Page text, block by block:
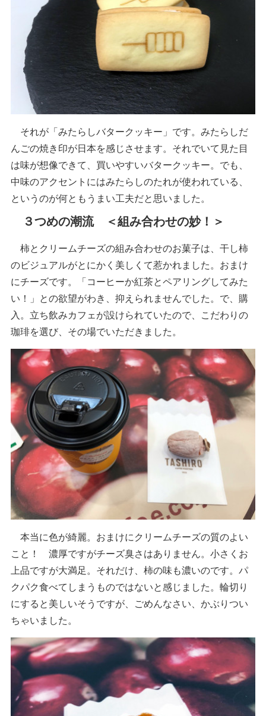
それが「みたらしバタークッキー」です。みたらしだ
んごの焼き印が日本を感じさせます。それでいて見た目
は味が想像できて、買いやすいバタークッキー。でも、
中味のアクセントにはみたらしのたれが使われている、
というのが何ともうまい工夫だと思いました。
３つめの潮流 ＜組み合わせの妙！＞
柿とクリームチーズの組み合わせのお菓子は、干し柿
のビジュアルがとにかく美しくて惹かれました。おまけ
にチーズです。「コーヒーか紅茶とペアリングしてみた
い！」との欲望がわき、抑えられませんでした。で、購
入。立ち飲みカフェが設けられていたので、こだわりの
珈琲を選び、その場でいただきました。
本当に色が綺麗。おまけにクリームチーズの質のよい
こと！ 濃厚ですがチーズ臭さはありません。小さくお
上品ですが大満足。それだけ、柿の味も濃いのです。パ
クパク食べてしまうものではないと感じました。輪切り
にすると美しいそうですが、ごめんなさい、かぶりつい
ちゃいました。